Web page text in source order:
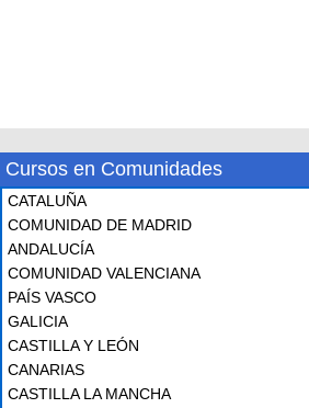
Cursos en Comunidades
CATALUÑA
COMUNIDAD DE MADRID
ANDALUCÍA
COMUNIDAD VALENCIANA
PAÍS VASCO
GALICIA
CASTILLA Y LEÓN
CANARIAS
CASTILLA LA MANCHA